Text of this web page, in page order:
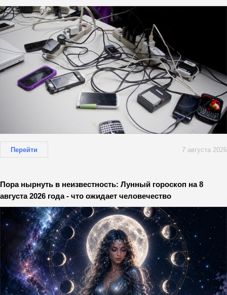
Перейти 7 августа 2026
Пора нырнуть в неизвестность: Лунный гороскоп на 8
августа 2026 года - что ожидает человечество